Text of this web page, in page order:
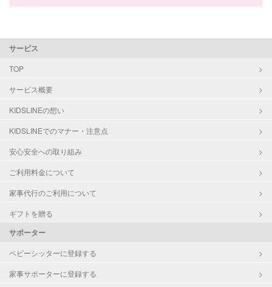
サービス
TOP
サービス概要
KIDSLINEの想い
KIDSLINEでのマナー・注意点
安心安全への取り組み
ご利用料金について
家事代行のご利用について
ギフトを贈る
サポーター
ベビーシッターに登録する
家事サポーターに登録する